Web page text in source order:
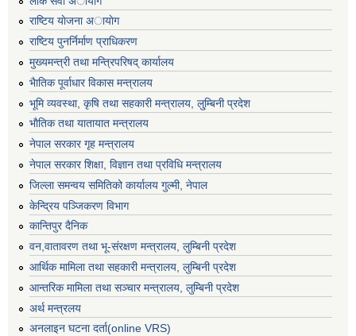
राष्टिय याेजना अायाेग
राष्टिय पुनर्निर्माण प्राधिकरण
मुख्यमन्त्री तथा मन्त्रिपरिषद् कार्यालय
भैातिक पूर्वाधार विकास मन्त्रालय
भूमि व्यवस्था, कृषि तथा सहकारी मन्त्रालय, लु्म्बिनी प्रदेश
भाैतिक तथा यातायात मन्त्रालय
नेपाल सरकार गृह मन्त्रालय
नेपाल सरकार शिक्षा, विज्ञान तथा प्रविधि मन्त्रालय
जिल्ला समन्वय समितिको कार्यालय गुल्मी, नेपाल
केन्द्रिय पञ्जिकरण विभाग
कान्तिपुर दैनिक
वन,वातावरण तथा भू-संरक्षण मन्त्रालय, लुम्बिनी प्रदेश
आर्थिक मामिला तथा सहकारी मन्त्रालय, लुम्बिनी प्रदेश
आन्तरिक मामिला तथा सञ्चार मन्त्रालय, लुम्बिनी प्रदेश
अर्थ मन्त्रलय
अनलाइन घटना दर्ता(online VRS)